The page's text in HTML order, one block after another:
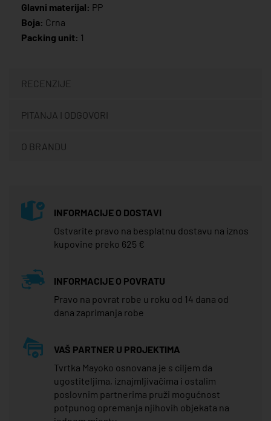
Glavni materijal: PP
Boja: Crna
Packing unit: 1
RECENZIJE
PITANJA I ODGOVORI
O BRANDU
INFORMACIJE O DOSTAVI
Ostvarite pravo na besplatnu dostavu na iznos
kupovine preko 625 €
INFORMACIJE O POVRATU
Pravo na povrat robe u roku od 14 dana od
dana zaprimanja robe
VAŠ PARTNER U PROJEKTIMA
Tvrtka Mayoko osnovana je s ciljem da
ugostiteljima, iznajmljivačima i ostalim
poslovnim partnerima pruži mogućnost
potpunog opremanja njihovih objekata na